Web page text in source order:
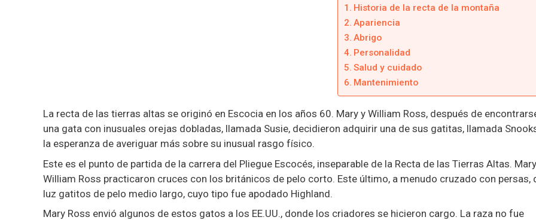
Historia de la recta de la montaña
Apariencia
Abrigo
Personalidad
Salud y cuidado
Mantenimiento
La recta de las tierras altas se originó en Escocia en los años 60. Mary y William Ross, después de
una gata con inusuales orejas dobladas, llamada Susie, decidieron adquirir una de sus gatitas, llamada
la esperanza de averiguar más sobre su inusual rasgo físico.
Este es el punto de partida de la carrera del Pliegue Escocés, inseparable de la Recta de las Tierras Altas.
William Ross practicaron cruces con los británicos de pelo corto. Este último, a menudo cruzado con persas,
luz gatitos de pelo medio largo, cuyo tipo fue apodado Highland.
Mary Ross envió algunos de estos gatos a los EE.UU., donde los criadores se hicieron cargo. La raza no fue